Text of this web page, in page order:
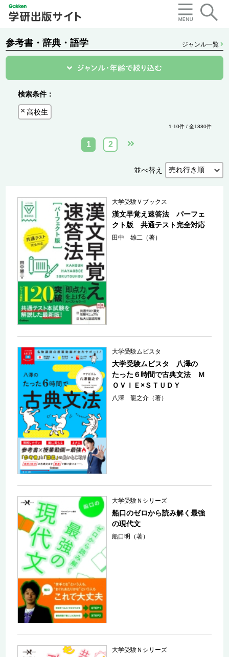
参考書・辞典・語学 ジャンル一覧
検索条件：
高校生
1-10件 / 全1880件
1 2
並べ替え
大学受験Ｖブックス
漢文早覚え速答法 パーフェ
クト版 共通テスト完全対応
田中 雄二（著）
大学受験ムビスタ
大学受験ムビスタ 八澤の
たった６時間で古典文法 Ｍ
ＯＶＩＥ×ＳＴＵＤＹ
八澤 龍之介（著）
大学受験Ｎシリーズ
船口のゼロから読み解く最強
の現代文
船口明（著）
大学受験Ｎシリーズ